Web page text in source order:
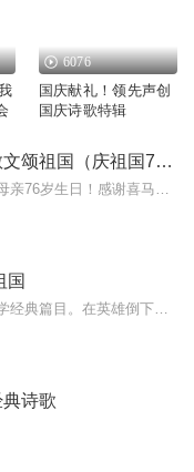
6076
国庆献礼！领先声创
国庆诗歌特辑
《可爱的中国》—诗歌散文颂祖国（庆祖国76岁生日
国
典诗歌